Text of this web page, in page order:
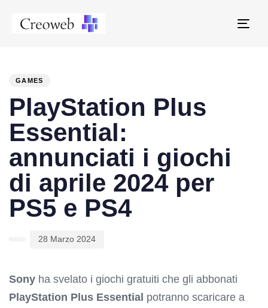
GAMES
PlayStation Plus
Essential:
annunciati i giochi
di aprile 2024 per
PS5 e PS4
28 Marzo 2024
Sony ha svelato i giochi gratuiti che gli abbonati
PlayStation Plus Essential potranno scaricare a